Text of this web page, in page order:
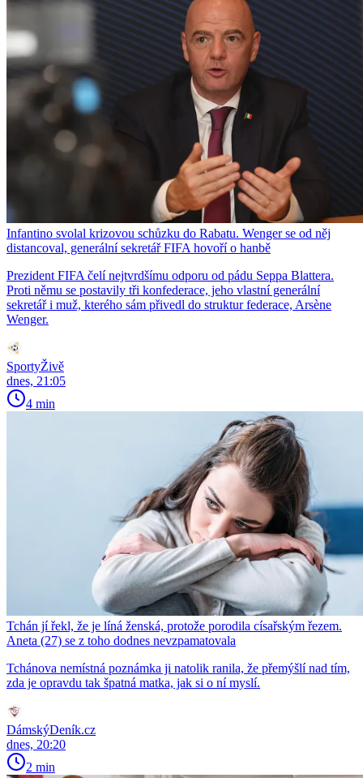
Infantino svolal krizovou schůzku do Rabatu. Wenger se od něj
distancoval, generální sekretář FIFA hovoří o hanbě
Prezident FIFA čelí nejtvrdšímu odporu od pádu Seppa Blattera.
Proti němu se postavily tři konfederace, jeho vlastní generální
sekretář i muž, kterého sám přivedl do struktur federace, Arsène
Wenger.
SportyŽivě
dnes, 21:05
4 min
Tchán jí řekl, že je líná ženská, protože porodila císařským řezem.
Aneta (27) se z toho dodnes nevzpamatovala
Tchánova nemístná poznámka ji natolik ranila, že přemýšlí nad tím,
zda je opravdu tak špatná matka, jak si o ní myslí.
DámskýDeník.cz
dnes, 20:20
2 min